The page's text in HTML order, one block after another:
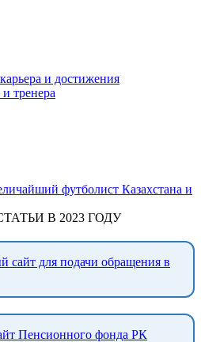
и достижения
и тренера
футболист Казахстана и
В 2023 ГОДУ
сайт для подачи обращения в
Пенсионного фонда РК